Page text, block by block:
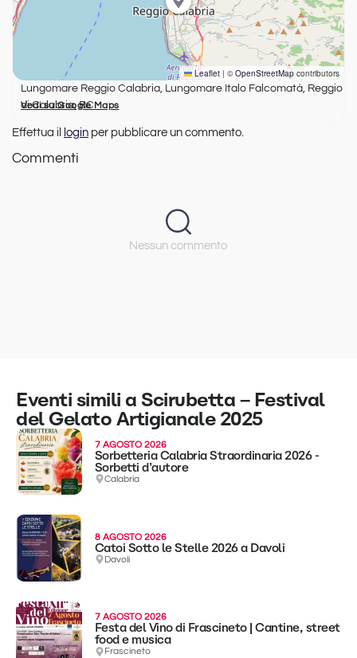
Leaflet | ©OpenStreetMap contributors
Lungomare Reggio Calabria, Lungomare Italo Falcomatà, Reggio
di Calabria, RC
Vedi su Google Maps
Effettua il login per pubblicare un commento.
Commenti
Nessun commento
Eventi simili a Scirubetta – Festival
del Gelato Artigianale 2025
7 AGOSTO 2026
Sorbetteria Calabria Straordinaria 2026 -
Sorbetti d’autore
Calabria
8 AGOSTO 2026
Catoi Sotto le Stelle 2026 a Davoli
Davoli
7 AGOSTO 2026
Festa del Vino di Frascineto | Cantine, street
food e musica
Frascineto